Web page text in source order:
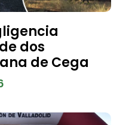
dos
de Cega